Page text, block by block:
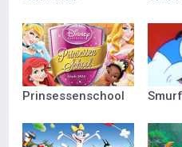
Prinsessenschool